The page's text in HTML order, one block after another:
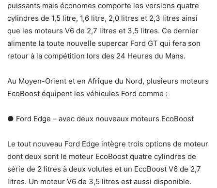
puissants mais économes comporte les versions quatre
cylindres de 1,5 litre, 1,6 litre, 2,0 litres et 2,3 litres ainsi
que les moteurs V6 de 2,7 litres et 3,5 litres. Ce dernier
alimente la toute nouvelle supercar Ford GT qui fera son
retour à la compétition lors des 24 Heures du Mans.
Au Moyen-Orient et en Afrique du Nord, plusieurs moteurs
EcoBoost équipent les véhicules Ford comme :
● Ford Edge – avec deux nouveaux moteurs EcoBoost
Le tout nouveau Ford Edge intègre trois options de moteur
dont deux sont le moteur EcoBoost quatre cylindres de
série de 2 litres à deux volutes et un EcoBoost V6 de 2,7
litres. Un moteur V6 de 3,5 litres est aussi disponible.